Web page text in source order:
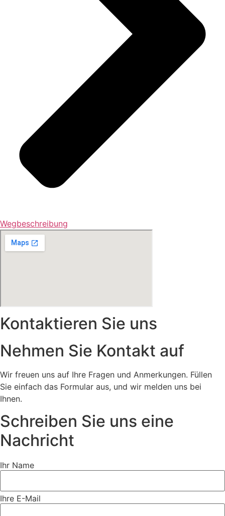
Wegbeschreibung
Kontaktieren Sie uns
Nehmen Sie Kontakt auf
Wir freuen uns auf Ihre Fragen und Anmerkungen. Füllen
Sie einfach das Formular aus, und wir melden uns bei
Ihnen.
Schreiben Sie uns eine
Nachricht
Ihr Name
Ihre E-Mail